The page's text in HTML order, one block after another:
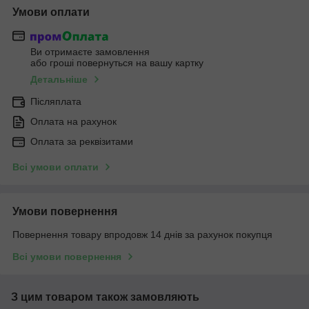
Умови оплати
Ви отримаєте замовлення
або гроші повернуться на вашу картку
Детальніше
Післяплата
Оплата на рахунок
Оплата за реквізитами
Всі умови оплати
Умови повернення
Повернення товару впродовж 14 днів за рахунок покупця
Всі умови повернення
З цим товаром також замовляють